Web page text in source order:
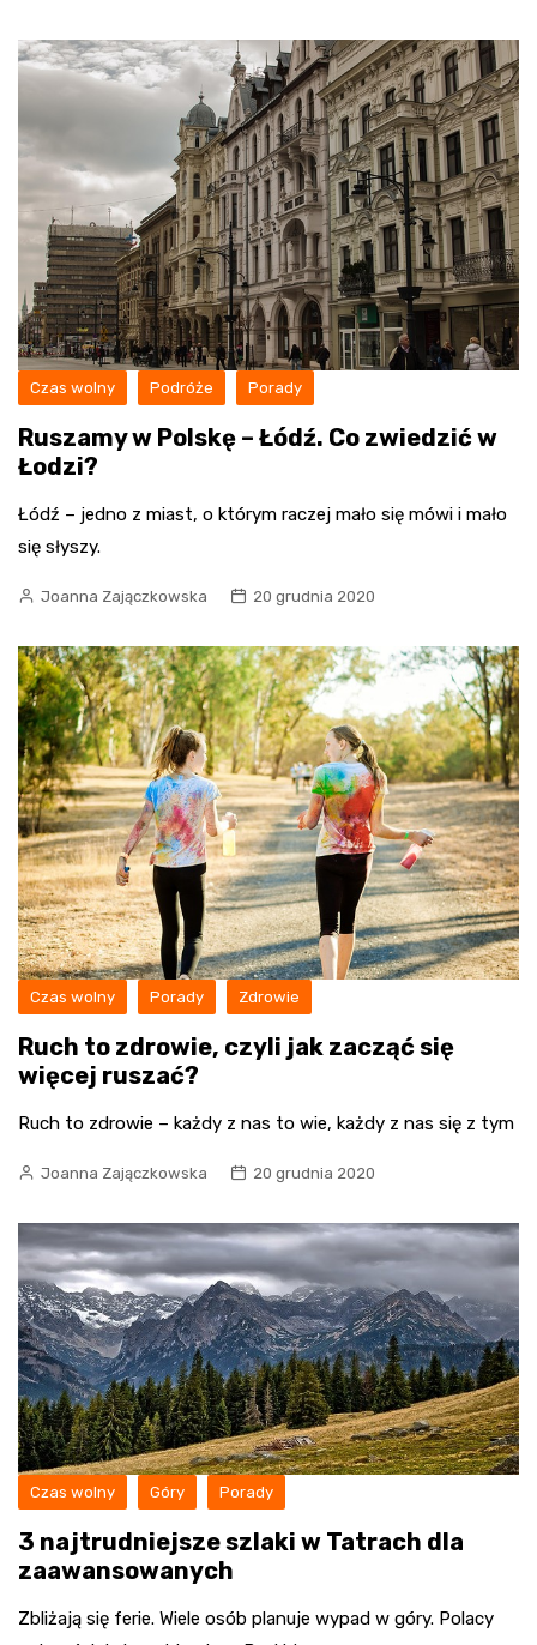
Czas wolny Podróże Porady
Ruszamy w Polskę – Łódź. Co zwiedzić w
Łodzi?
Łódź – jedno z miast, o którym raczej mało się mówi i mało
się słyszy.
Joanna Zajączkowska 20 grudnia 2020
Czas wolny Porady Zdrowie
Ruch to zdrowie, czyli jak zacząć się
więcej ruszać?
Ruch to zdrowie – każdy z nas to wie, każdy z nas się z tym
Joanna Zajączkowska 20 grudnia 2020
Czas wolny Góry Porady
3 najtrudniejsze szlaki w Tatrach dla
zaawansowanych
Zbliżają się ferie. Wiele osób planuje wypad w góry. Polacy